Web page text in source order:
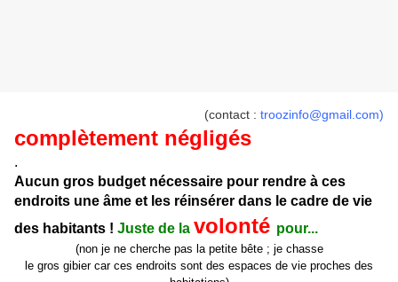
(contact : troozinfo@gmail.com)
complètement négligés
.
Aucun gros budget nécessaire pour rendre à ces
endroits une âme et les réinsérer dans le cadre de vie
des habitants ! Juste de la volonté pour...
(non je ne cherche pas la petite bête ; je chasse
le gros gibier car ces endroits sont des espaces de vie proches des